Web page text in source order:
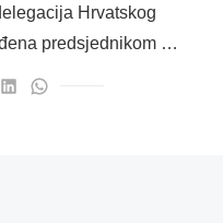
Hrvatskog
predsjednikom …